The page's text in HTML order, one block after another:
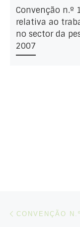
Convenção n.º
relativa ao
no sector da
2007
Post